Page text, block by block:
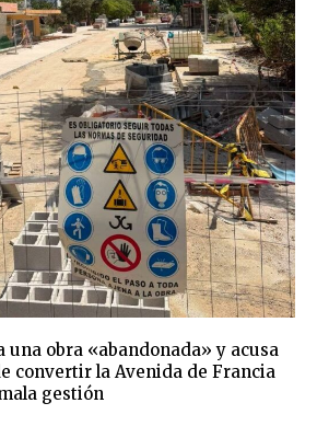
una obra «abandonada» y acusa
convertir la Avenida de Francia
gestión